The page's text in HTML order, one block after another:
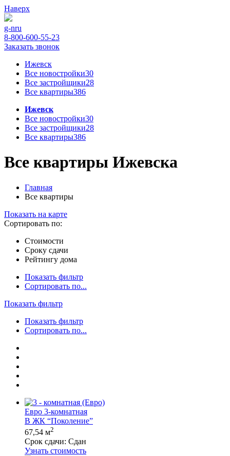
Наверх
g-nru
8-800-600-55-23
Заказать звонок
Ижевск
Все новостройки30
Все застройщики28
Все квартиры386
Ижевск
Все новостройки30
Все застройщики28
Все квартиры386
Все квартиры Ижевска
Главная
Все квартиры
Показать на карте
Сортировать по:
Стоимости
Сроку сдачи
Рейтингу дома
Показать фильтр
Сортировать по...
Показать фильтр
Показать фильтр
Сортировать по...
Евро 3-комнатная
В ЖК “Поколение”
67,54 м2
Срок сдачи: Сдан
Узнать стоимость